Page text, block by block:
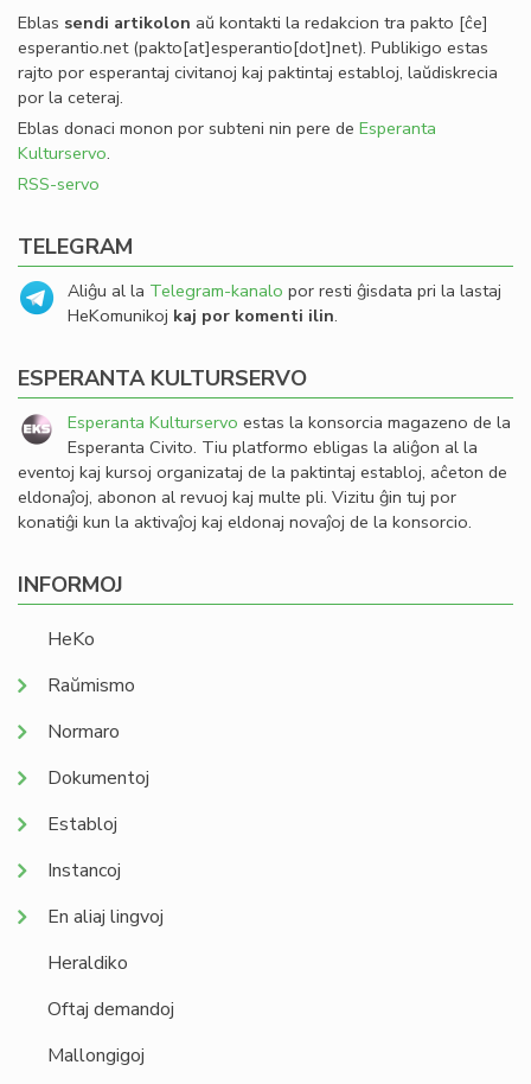
Eblas sendi artikolon aŭ kontakti la redakcion tra pakto [ĉe]
esperantio.net(pakto[at]esperantio[dot]net). Publikigo estas
rajto por esperantaj civitanoj kaj paktintaj establoj, laŭdiskrecia
por la ceteraj.
Eblas donaci monon por subteni nin pere de Esperanta
Kulturservo.
RSS-servo
TELEGRAM
Aliĝu al la Telegram-kanalo por resti ĝisdata pri la lastaj
HeKomunikoj kaj por komenti ilin.
ESPERANTA KULTURSERVO
Esperanta Kulturservo estas la konsorcia magazeno de la
Esperanta Civito. Tiu platformo ebligas la aliĝon al la
eventoj kaj kursoj organizataj de la paktintaj establoj, aĉeton de
eldonaĵoj, abonon al revuoj kaj multe pli. Vizitu ĝin tuj por
konatiĝi kun la aktivaĵoj kaj eldonaj novaĵoj de la konsorcio.
INFORMOJ
HeKo
Raŭmismo
Normaro
Dokumentoj
Establoj
Instancoj
En aliaj lingvoj
Heraldiko
Oftaj demandoj
Mallongigoj